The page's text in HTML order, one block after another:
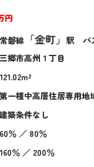
円
常磐線 「金町」 駅 バ
三郷市高州１丁目
121.02m²
第一種中高層住居専用地
建築条件なし
60％ ／ 80％
160％ ／ 200％